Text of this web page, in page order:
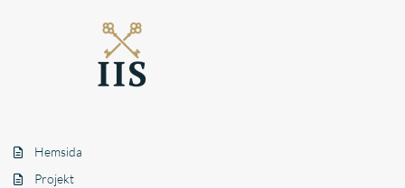
Hemsida
Projekt